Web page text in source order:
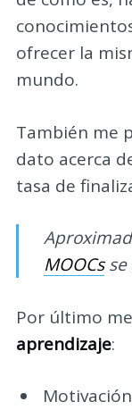
ofrecer la
mundo.
También me
dato acerca
tasa de
MOOCsse
Por último
aprendizaje: